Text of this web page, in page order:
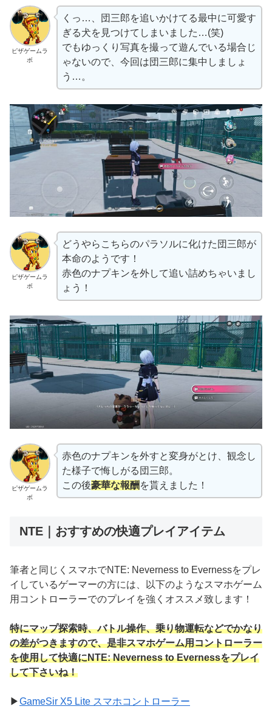
ピザゲームラ
ボ
くっ…、団三郎を追いかけてる最中に可愛す
ぎる犬を見つけてしまいました…(笑)
でもゆっくり写真を撮って遊んでいる場合じ
ゃないので、今回は団三郎に集中しましょ
う…。
ピザゲームラ
ボ
どうやらこちらのパラソルに化けた団三郎が
本命のようです！
赤色のナプキンを外して追い詰めちゃいまし
ょう！
ピザゲームラ
ボ
赤色のナプキンを外すと変身がとけ、観念し
た様子で悔しがる団三郎。
この後豪華な報酬 を貰えました！
NTE｜おすすめの快適プレイアイテム
筆者と同じくスマホでNTE: Neverness to Evernessをプレ
イしているゲーマーの方には、以下のようなスマホゲーム
用コントローラーでのプレイを強くオススメ致します！
特にマップ探索時、バトル操作、乗り物運転などでかなり
の差がつきますので、是非スマホゲーム用コントローラー
を使用して快適にNTE: Neverness to Evernessをプレイ
して下さいね！
▶GameSir X5 Lite スマホコントローラー